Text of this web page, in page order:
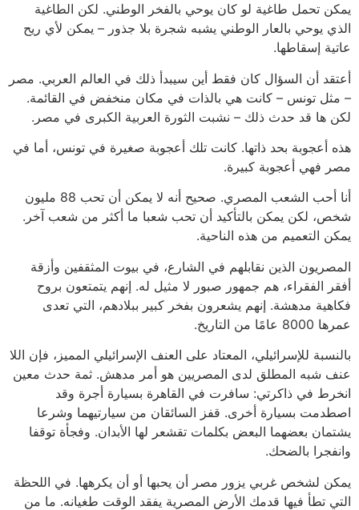
يمكن تحمل طاغية لو كان يوحي بالفخر الوطني. لكن الطاغية
الذي يوحي بالعار الوطني يشبه شجرة بلا جذور – يمكن لأي ريح
عاتية إسقاطها.
أعتقد أن السؤال كان فقط أين سيبدأ ذلك في العالم العربي. مصر
– مثل تونس – كانت هي بالذات في مكان منخفض في القائمة.
لكن ها قد حدث ذلك – نشبت الثورة العربية الكبرى في مصر.
هذه أعجوبة بحد ذاتها. كانت تلك أعجوبة صغيرة في تونس، أما في
مصر فهي أعجوبة كبيرة.
أنا أحب الشعب المصري. صحيح أنه لا يمكن أن تحب 88 مليون
شخص، لكن يمكن بالتأكيد أن تحب شعبا ما أكثر من شعب آخر.
يمكن التعميم من هذه الناحية.
المصريون الذين نقابلهم في الشارع، في بيوت المثقفين وأزقة
أفقر الفقراء، هم جمهور صبور لا مثيل له. إنهم يتمتعون بروح
فكاهية مدهشة. إنهم يشعرون بفخر كبير ببلادهم، التي تعدى
عمرها 8000 عامًا من التاريخ.
بالنسبة للإسرائيلي، المعتاد على العنف الإسرائيلي المميز، فإن اللا
عنف شبه المطلق لدى المصريين هو أمر مدهش. ثمة حدث معين
انخرط في ذاكرتي: سافرت في القاهرة بسيارة أجرة وقد
اصطدمت بسيارة أخرى. قفز السائقان من سيارتيهما وشرعا
يشتمان بعضهما البعض بكلمات تقشعر لها الأبدان. وفجأة توقفا
وانفجرا بالضحك.
يمكن لشخص غربي يزور مصر أن يحبها أو أن يكرهها. في اللحظة
التي تطأ فيها قدمك الأرض المصرية يفقد الوقت طغيانه. ما من